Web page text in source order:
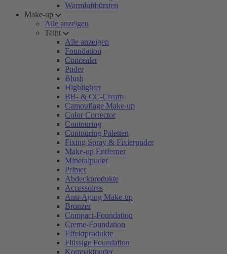
Warmluftbürsten
Make-up
Alle anzeigen
Teint
Alle anzeigen
Foundation
Concealer
Puder
Blush
Highlighter
BB- & CC-Cream
Camouflage Make-up
Color Corrector
Contouring
Contouring Paletten
Fixing Spray & Fixierpuder
Make-up Entferner
Mineralpuder
Primer
Abdeckprodukte
Accessoires
Anti-Aging Make-up
Bronzer
Compact-Foundation
Creme-Foundation
Effektprodukte
Flüssige Foundation
Kompaktpuder